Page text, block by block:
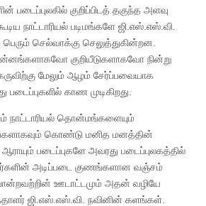
குறிப்பிடத் தகுந்த அளவு
நாட்டாரியல் படிமங்களே ஜி.எஸ்.எஸ்.வி.
பெரும் செல்வாக்கு செலுத்துகின்றன.
குறியீடுகளாகவோ நின்று
மேலும் ஆழம் சேர்ப்பவையாக
காண முடிகிறது.
நாட்டாரியல் தொன்மங்களையும்
கொண்டு மனித மனத்தின்
படைப்புகளே அவரது படைப்புலகத்தில்
அடிப்படை குணங்களான வஞ்சம்
ஊடாட்டமும் அதன் வழியே
ஜி.எஸ்.எஸ்.வி. நவினின் களங்கள்.